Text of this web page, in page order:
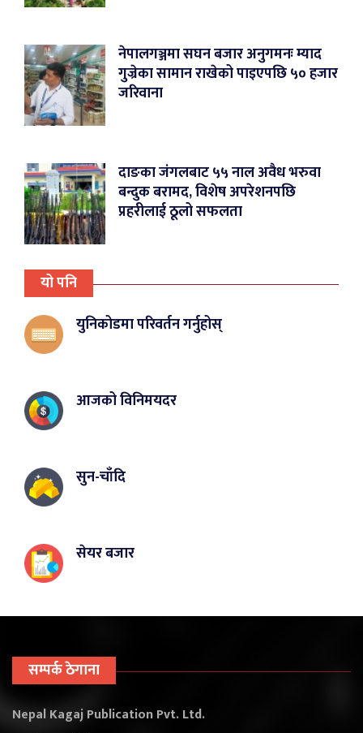
नेपालगञ्जमा सघन बजार अनुगमनः म्याद
गुज्रेका सामान राखेको पाइएपछि ५० हजार
जरिवाना
दाङका जंगलबाट ५५ नाल अवैध भरुवा
बन्दुक बरामद, विशेष अपरेशनपछि
प्रहरीलाई ठूलो सफलता
यो पनि
युनिकोडमा परिवर्तन गर्नुहोस्
आजको विनिमयदर
सुन-चाँदि
सेयर बजार
सम्पर्क ठेगाना
Nepal Kagaj Publication Pvt. Ltd.